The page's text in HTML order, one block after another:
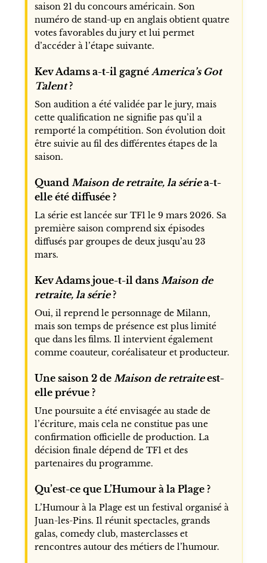
saison 21 du concours américain. Son
numéro de stand-up en anglais obtient quatre
votes favorables du jury et lui permet
d’accéder à l’étape suivante.
Kev Adams a-t-il gagné America’s Got
Talent?
Son audition a été validée par le jury, mais
cette qualification ne signifie pas qu’il a
remporté la compétition. Son évolution doit
être suivie au fil des différentes étapes de la
saison.
Quand Maison de retraite, la sériea-t-
elle été diffusée ?
La série est lancée sur TF1 le 9 mars 2026. Sa
première saison comprend six épisodes
diffusés par groupes de deux jusqu’au 23
mars.
Kev Adams joue-t-il dans Maison de
retraite, la série?
Oui, il reprend le personnage de Milann,
mais son temps de présence est plus limité
que dans les films. Il intervient également
comme coauteur, coréalisateur et producteur.
Une saison 2 de Maison de retraiteest-
elle prévue ?
Une poursuite a été envisagée au stade de
l’écriture, mais cela ne constitue pas une
confirmation officielle de production. La
décision finale dépend de TF1 et des
partenaires du programme.
Qu’est-ce que L’Humour à la Plage ?
L’Humour à la Plage est un festival organisé à
Juan-les-Pins. Il réunit spectacles, grands
galas, comedy club, masterclasses et
rencontres autour des métiers de l’humour.